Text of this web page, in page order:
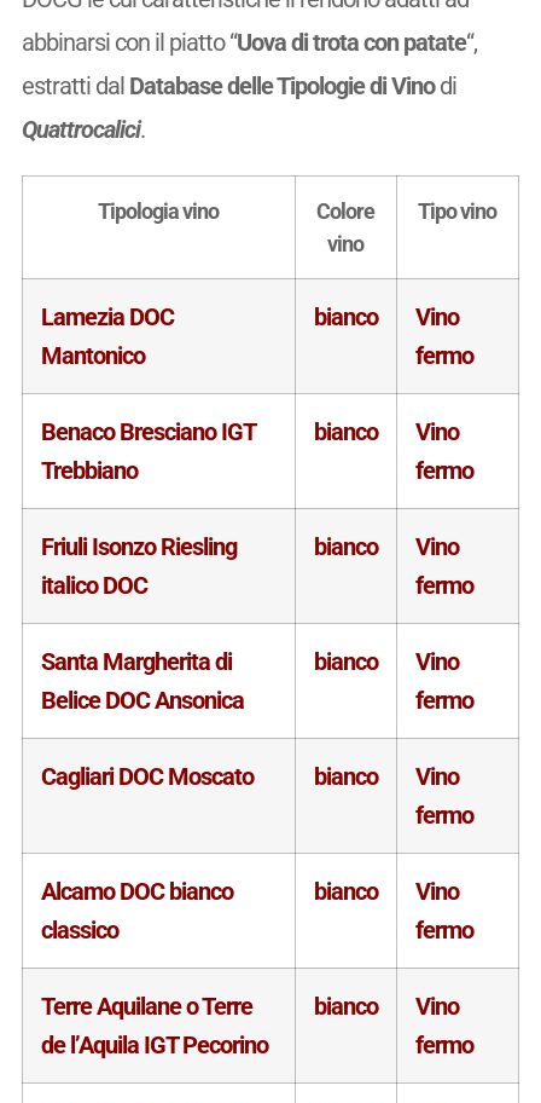
abbinarsi con il piatto “Uova di trota con patate“,
estratti dal Database delle Tipologie di Vinodi
Quattrocalici.
Tipologia vino
Colore
vino
Tipo vino
Lamezia DOC
Mantonico
bianco
Vino
fermo
Benaco Bresciano IGT
Trebbiano
bianco
Vino
fermo
Friuli Isonzo Riesling
italico DOC
bianco
Vino
fermo
Santa Margherita di
Belice DOC Ansonica
bianco
Vino
fermo
Cagliari DOC Moscato bianco
Vino
fermo
Alcamo DOC bianco
classico
bianco
Vino
fermo
Terre Aquilane o Terre
de l’Aquila IGT Pecorino
bianco
Vino
fermo